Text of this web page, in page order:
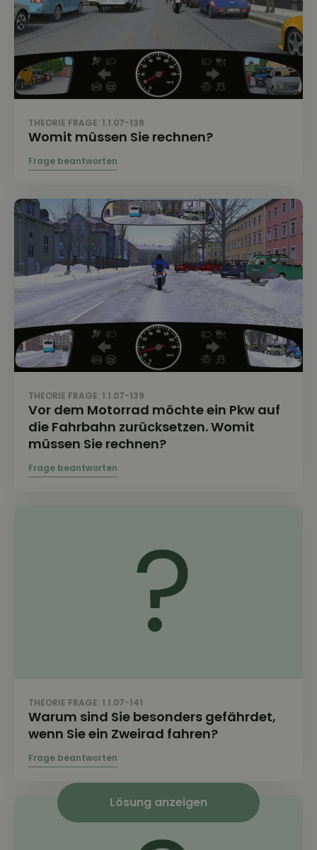
Lösung anzeigen
THEORIE FRAGE: 1.1.07-138
Womit müssen Sie rechnen?
THEORIE FRAGE: 1.1.07-139
Vor dem Motorrad möchte ein Pkw auf
die Fahrbahn zurücksetzen. Womit
müssen Sie rechnen?
THEORIE FRAGE: 1.1.07-141
Warum sind Sie besonders gefährdet,
wenn Sie ein Zweirad fahren?